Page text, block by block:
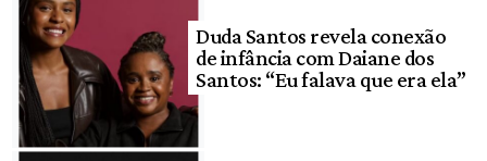
Duda Santos revela conexão
de infância com Daiane dos
Santos: “Eu falava que era ela”